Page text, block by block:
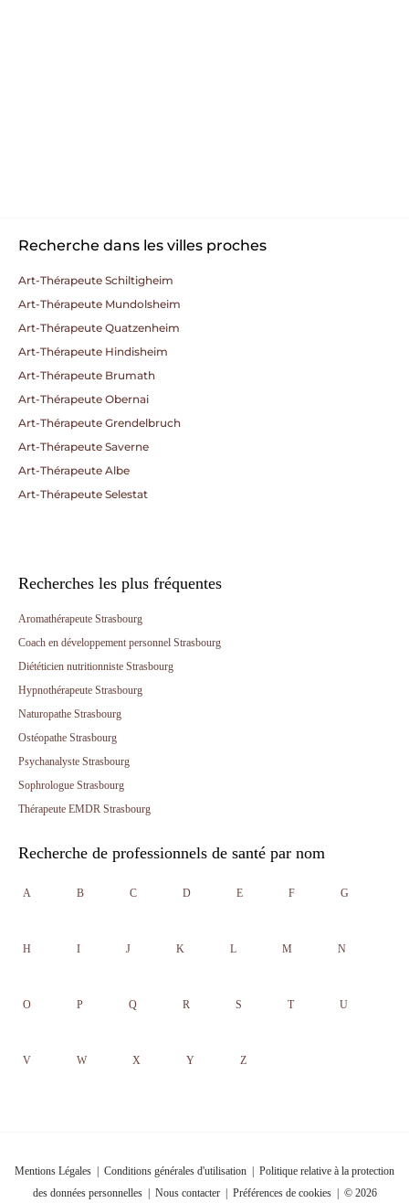
Recherche dans les villes proches
Art-Thérapeute Schiltigheim
Art-Thérapeute Mundolsheim
Art-Thérapeute Quatzenheim
Art-Thérapeute Hindisheim
Art-Thérapeute Brumath
Art-Thérapeute Obernai
Art-Thérapeute Grendelbruch
Art-Thérapeute Saverne
Art-Thérapeute Albe
Art-Thérapeute Selestat
Recherches les plus fréquentes
Aromathérapeute Strasbourg
Coach en développement personnel Strasbourg
Diététicien nutritionniste Strasbourg
Hypnothérapeute Strasbourg
Naturopathe Strasbourg
Ostéopathe Strasbourg
Psychanalyste Strasbourg
Sophrologue Strasbourg
Thérapeute EMDR Strasbourg
Recherche de professionnels de santé par nom
A B C D E F G
H I J K L M N
O P Q R S T U
V W X Y Z
Mentions Légales Conditions générales d'utilisation
Politique relative à la protection
des données personnelles| Nous contacter| Préférences de cookies| © 2026